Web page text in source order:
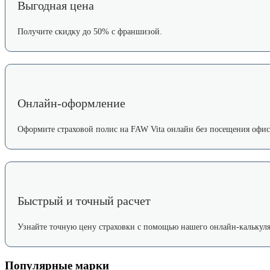
Выгодная цена
Получите скидку до 50% с франшизой.
Онлайн-оформление
Оформите страховой полис на FAW Vita онлайн без посещения
Быстрый и точный расчет
Узнайте точную цену страховки с помощью нашего онлайн-
Популярные марки